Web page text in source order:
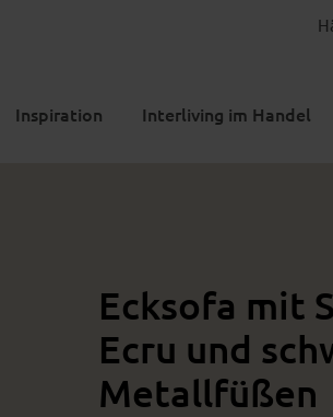
Inspiration Interliving im Handel
Ecksofa mit
Ecru und
Metallfüßen